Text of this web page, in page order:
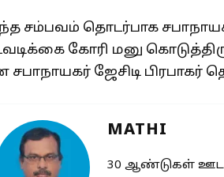
சம்பவம் தொடர்பாக
கோரி மனு
சபாநாயகர் ஜேசிடி பிரபாகர்
MATHI
30 ஆண்டுகள்